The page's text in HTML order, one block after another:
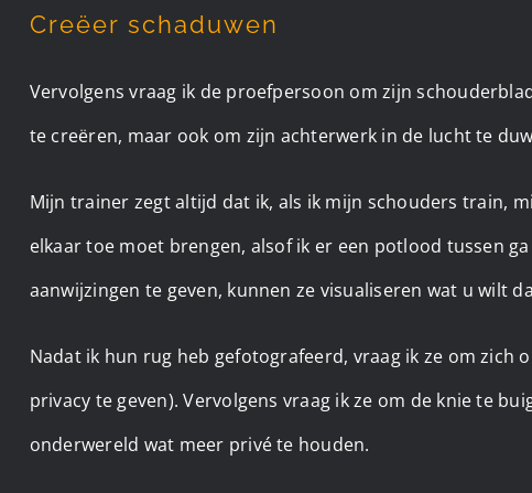
Creëer schaduwen
Vervolgens vraag ik de proefpersoon om zijn
te creëren, maar ook om zijn achterwerk in de lucht te
Mijn trainer zegt altijd dat ik, als ik mijn schouders train,
elkaar toe moet brengen, alsof ik er een potlood tussen
aanwijzingen te geven, kunnen ze visualiseren wat u wilt
Nadat ik hun rug heb gefotografeerd, vraag ik ze om zich
privacy te geven). Vervolgens vraag ik ze om de knie te
onderwereld wat meer privé te houden. ​